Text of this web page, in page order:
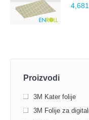
Proizvodi
3M Kater folije
3M Folije za